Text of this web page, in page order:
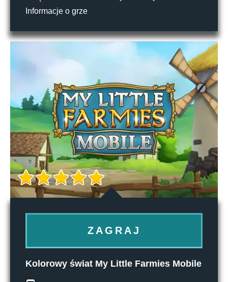
Informacje o grze
ZAGRAJ
Kolorowy świat My Little Farmies Mobile